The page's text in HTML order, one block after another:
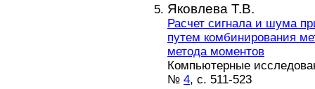
Яковлева Т.В.
Расчет сигнала и шума
путем комбинирования
метода моментов
Компьютерные
№ 4, с. 511-523